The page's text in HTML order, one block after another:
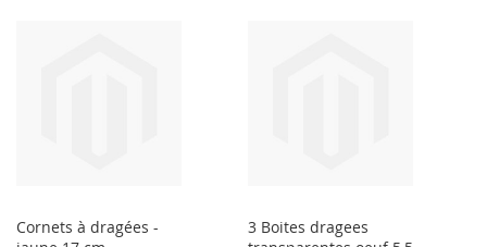
Cornets à dragées -
3 Boites dragees